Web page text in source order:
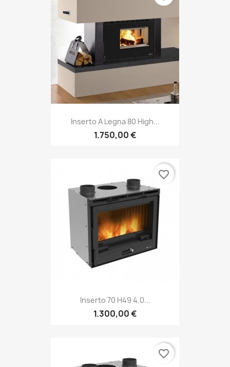
Inserto A Legna 80 High...
1.750,00 €
Inserto 70 H49 4.0...
1.300,00 €
favorite_border
favorite_border